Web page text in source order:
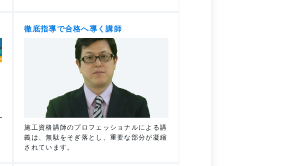
徹底指導で合格へ導く講師
施工資格講師のプロフェッショナルによる講
義は、無駄をそぎ落とし、重要な部分が凝縮
されています。